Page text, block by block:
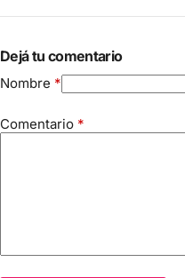
Dejá tu comentario
Nombre *
Comentario *